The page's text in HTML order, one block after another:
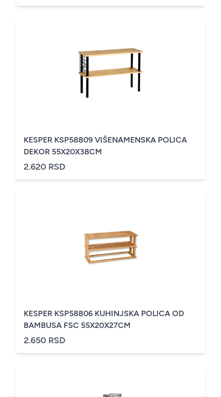
KESPER KSP58809 VIŠENAMENSKA POLICA
DEKOR 55X20X38CM
2.620 RSD
KESPER KSP58806 KUHINJSKA POLICA OD
BAMBUSA FSC 55X20X27CM
2.650 RSD